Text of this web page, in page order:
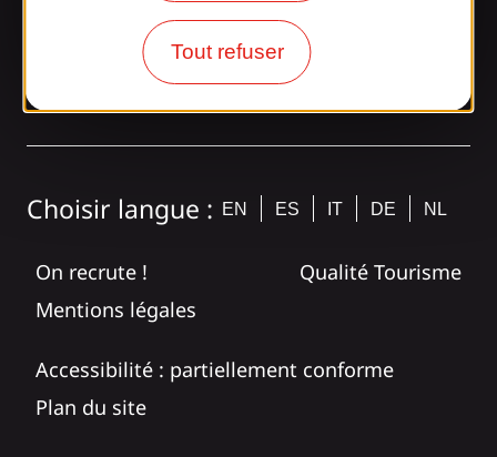
Tout refuser
Choisir langue : EN ES IT DE NL
On recrute !
Qualité Tourisme
Mentions légales
Accessibilité : partiellement conforme
Plan du site